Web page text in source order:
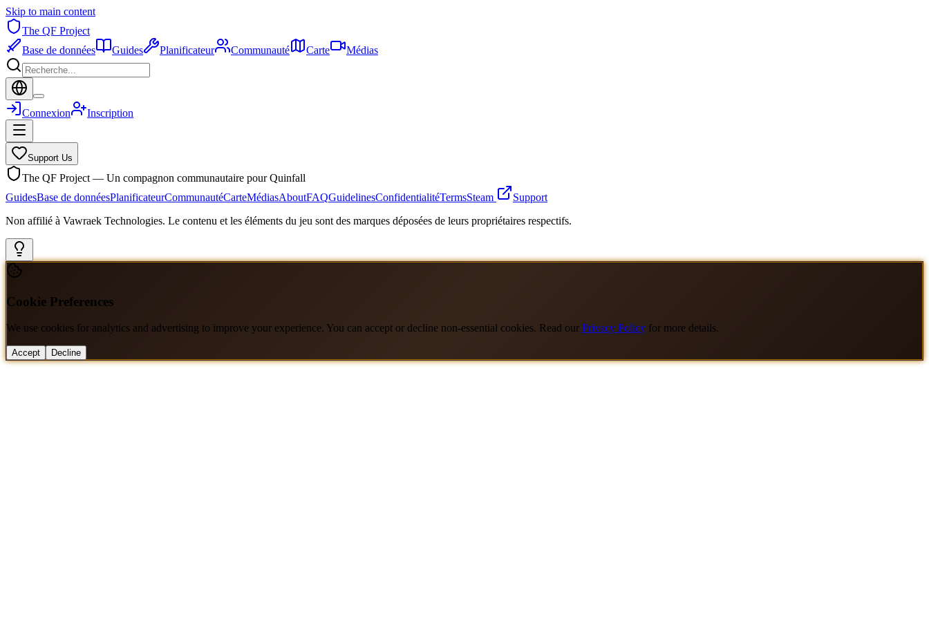
Skip to main content
The QF Project
Base de données
Guides Planificateur Communauté Carte Médias
Connexion Inscription
Support Us
The QF Project — Un compagnon communautaire pour Quinfall
GuidesBase de donnéesPlanificateurCommunautéCarteMédiasAboutFAQGuidelinesConfidentialitéTermsSteam
Support
Non affilié à Vawraek Technologies. Le contenu et les éléments du jeu sont des marques déposées de leurs propriétaires respectifs.
Cookie Preferences
We use cookies for analytics and advertising to improve your experience. You can accept or decline non-essential cookies. Read our Privacy Policy for more details.
Accept Decline